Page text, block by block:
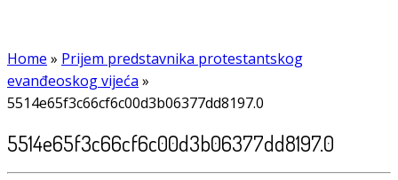
Home » Prijem predstavnika protestantskog
evanđeoskog vijeća »
5514e65f3c66cf6c00d3b06377dd8197.0
5514e65f3c66cf6c00d3b06377dd8197.0